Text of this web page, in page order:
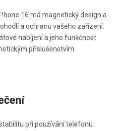
16 má magnetický design a
a ochranu vašeho zařízení.
nabíjení a jeho funkčnost
příslušenstvím.
při používání telefonu.